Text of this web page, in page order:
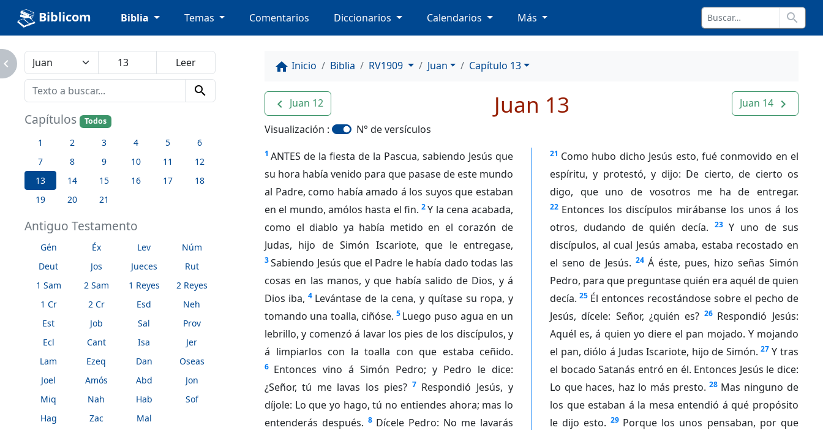
Biblicom Biblia Temas Comentarios Diccionarios Calendarios Más search
search
Capítulos Todos
1 2 3 4 5
6
7
8 9 10 11
12
13
14 15 16 17
18
19
20 21
Antiguo Testamento
Gén Éx Lev
Núm
Deut
Jos Jueces
Rut
1 Sam
2 Sam 1 Reyes
2 Reyes
1 Cr
2 Cr Esd
Neh
Est
Job Sal
Prov
Ecl
Cant Isa
Jer
Lam
Ezeq Dan
Oseas
Joel
Amós Abd
Jon
Miq
Nah Hab
Sof
Hag
Zac Mal
home Inicio Biblia RV1909 Juan Capítulo 13
navigate_before Juan 12 Juan 14 navigate_next
Juan 13
Visualización : N° de versículos
1 ANTES de la fiesta de la Pascua, sabiendo Jesús que
su hora había venido para que pasase de este mundo
al Padre, como había amado á los suyos que estaban
en el mundo, amólos hasta el fin. 2Y la cena acabada,
como el diablo ya había metido en el corazón de
Judas, hijo de Simón Iscariote, que le entregase,
3Sabiendo Jesús que el Padre le había dado todas las
cosas en las manos, y que había salido de Dios, y á
Dios iba, 4 Levántase de la cena, y quítase su ropa, y
tomando una toalla, ciñóse. 5 Luego puso agua en un
lebrillo, y comenzó á lavar los pies de los discípulos, y
á limpiarlos con la toalla con que estaba ceñido.
6 Entonces vino á Simón Pedro; y Pedro le dice:
¿Señor, tú me lavas los pies? 7 Respondió Jesús, y
díjole: Lo que yo hago, tú no entiendes ahora; mas lo
entenderás después. 8 Dícele Pedro: No me lavarás
21 Como hubo dicho Jesús esto, fué conmovido en el
espíritu, y protestó, y dijo: De cierto, de cierto os
digo, que uno de vosotros me ha de entregar.
22 Entonces los discípulos mirábanse los unos á los
otros, dudando de quién decía.
23 Y uno de sus
discípulos, al cual Jesús amaba, estaba recostado en
el seno de Jesús. 24 Á éste, pues, hizo señas Simón
Pedro, para que preguntase quién era aquél de quien
decía. 25 Él entonces recostándose sobre el pecho de
Jesús, dícele: Señor, ¿quién es? 26 Respondió Jesús:
Aquél es, á quien yo diere el pan mojado. Y mojando
el pan, diólo á Judas Iscariote, hijo de Simón. 27 Y tras
el bocado Satanás entró en él. Entonces Jesús le dice:
Lo que haces, haz lo más presto. 28 Mas ninguno de
los que estaban á la mesa entendió á qué propósito
le dijo esto. 29 Porque los unos pensaban, por que